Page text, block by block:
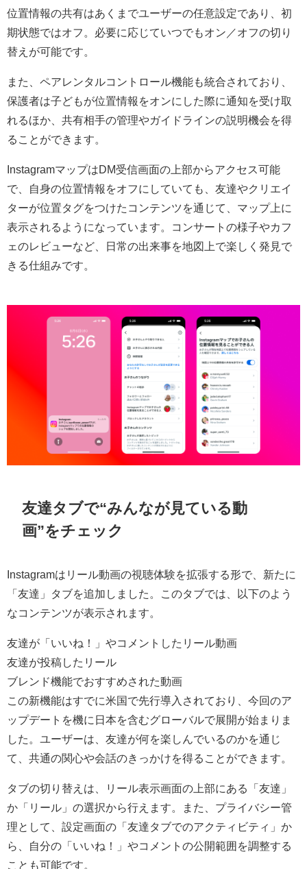
位置情報の共有はあくまでユーザーの任意設定であり、初
期状態ではオフ。必要に応じていつでもオン／オフの切り
替えが可能です。
また、ペアレンタルコントロール機能も統合されており、
保護者は子どもが位置情報をオンにした際に通知を受け取
れるほか、共有相手の管理やガイドラインの説明機会を得
ることができます。
InstagramマップはDM受信画面の上部からアクセス可能
で、自身の位置情報をオフにしていても、友達やクリエイ
ターが位置タグをつけたコンテンツを通じて、マップ上に
表示されるようになっています。コンサートの様子やカフ
ェのレビューなど、日常の出来事を地図上で楽しく発見で
きる仕組みです。
友達タブで“みんなが見ている動
画”をチェック
Instagramはリール動画の視聴体験を拡張する形で、新たに
「友達」タブを追加しました。このタブでは、以下のよう
なコンテンツが表示されます。
友達が「いいね！」やコメントしたリール動画
友達が投稿したリール
ブレンド機能でおすすめされた動画
この新機能はすでに米国で先行導入されており、今回のア
ップデートを機に日本を含むグローバルで展開が始まりま
した。ユーザーは、友達が何を楽しんでいるのかを通じ
て、共通の関心や会話のきっかけを得ることができます。
タブの切り替えは、リール表示画面の上部にある「友達」
か「リール」の選択から行えます。また、プライバシー管
理として、設定画面の「友達タブでのアクティビティ」か
ら、自分の「いいね！」やコメントの公開範囲を調整する
ことも可能です。